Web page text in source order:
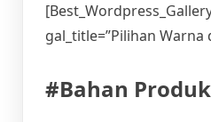
gal_title=”Pilihan Warna
#Bahan Produk